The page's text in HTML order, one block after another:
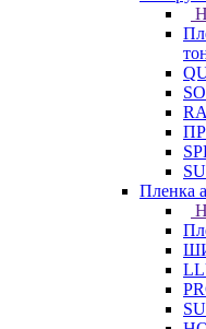
Пленка